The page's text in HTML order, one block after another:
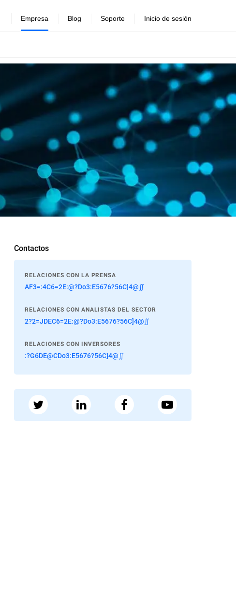
Empresa Blog Soporte Inicio de sesión
Contactos
RELACIONES CON LA PRENSA
AF3=:4C6=2E:@?Do3:E5676?56C]4@∬
RELACIONES CON ANALISTAS DEL SECTOR
2?2=JDEC6=2E:@?Do3:E5676?56C]4@∬
RELACIONES CON INVERSORES
:?G6DE@CDo3:E5676?56C]4@∬